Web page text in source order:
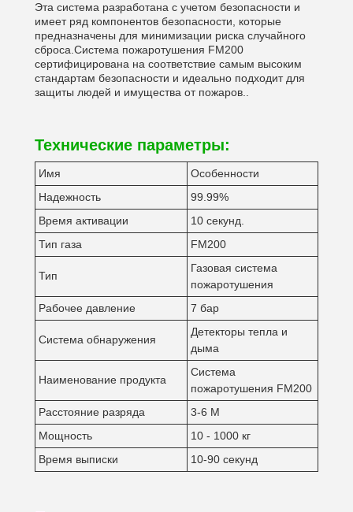
Эта система разработана с учетом безопасности и
имеет ряд компонентов безопасности, которые
предназначены для минимизации риска случайного
сброса.Система пожаротушения FM200
сертифицирована на соответствие самым высоким
стандартам безопасности и идеально подходит для
защиты людей и имущества от пожаров..
Технические параметры:
Имя
Особенности
Надежность
99.99%
Время активации
10 секунд.
Тип газа
FM200
Тип
Газовая система
пожаротушения
Рабочее давление
7 бар
Система обнаружения
Детекторы тепла и
дыма
Наименование продукта
Система
пожаротушения FM200
Расстояние разряда
3-6 М
Мощность
10 - 1000 кг
Время выписки
10-90 секунд